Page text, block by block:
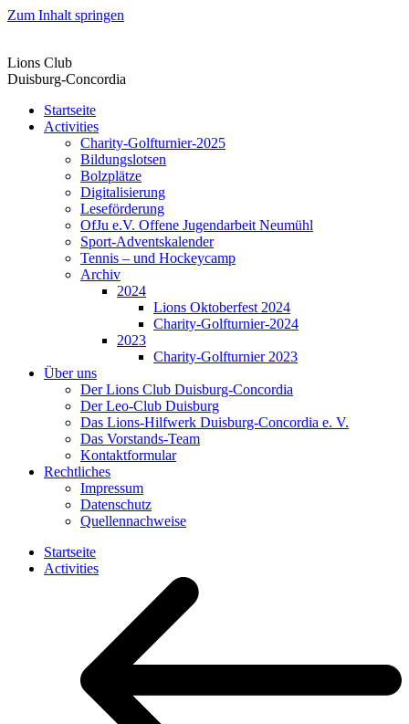
Zum Inhalt springen
Lions Club
Duisburg-Concordia
Startseite
Activities
Charity-Golfturnier-2025
Bildungslotsen
Bolzplätze
Digitalisierung
Leseförderung
OfJu e.V. Offene Jugendarbeit Neumühl
Sport-Adventskalender
Tennis – und Hockeycamp
Archiv
2024
Lions Oktoberfest 2024
Charity-Golfturnier-2024
2023
Charity-Golfturnier 2023
Über uns
Der Lions Club Duisburg-Concordia
Der Leo-Club Duisburg
Das Lions-Hilfwerk Duisburg-Concordia e. V.
Das Vorstands-Team
Kontaktformular
Rechtliches
Impressum
Datenschutz
Quellennachweise
Startseite
Activities